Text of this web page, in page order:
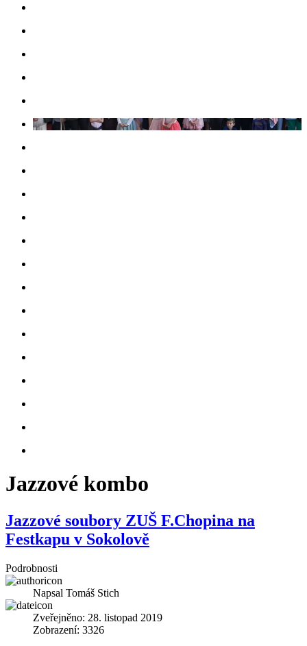
Jazzové kombo
Jazzové soubory ZUŠ F.Chopina na
Festkapu v Sokolově
Podrobnosti
Napsal Tomáš Stich
Zveřejněno: 28. listopad 2019
Zobrazení: 3326